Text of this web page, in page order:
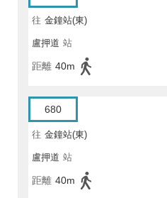
往 金鐘站(東)
盧押道 站
距離 40m
680
往 金鐘站(東)
盧押道 站
距離 40m